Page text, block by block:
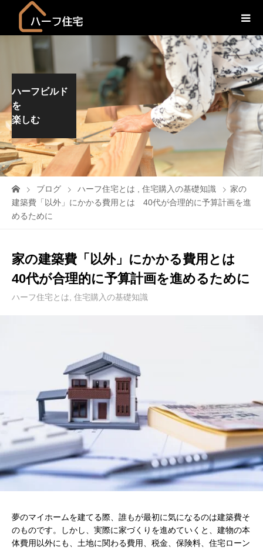
ハーフビルド
を
楽しむ
ブログ ハーフ住宅とは 住宅購入の基礎知識
家の
建築費「以外」にかかる費用とは 40代が合理的に予算計画を進
めるために
家の建築費「以外」にかかる費用とは
40代が合理的に予算計画を進めるために
ハーフ住宅とは 住宅購入の基礎知識
夢のマイホームを建てる際、誰もが最初に気になるのは建築費そ
のものです。しかし、実際に家づくりを進めていくと、建物の本
体費用以外にも、土地に関わる費用、税金、保険料、住宅ローン